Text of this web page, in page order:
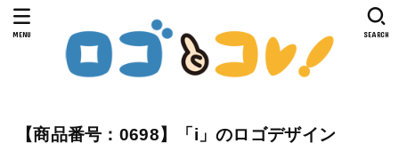
SEARCH
MENU
【商品番号：0698】「i」のロゴデザイン